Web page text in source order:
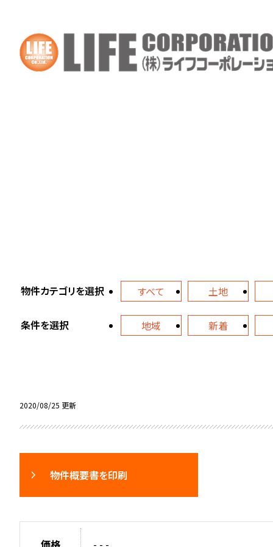
物件カテゴリを選択 すべて 土地
条件を選択 地域 新着
2020/08/25 更新
物件概要書を印刷
価格 - - -